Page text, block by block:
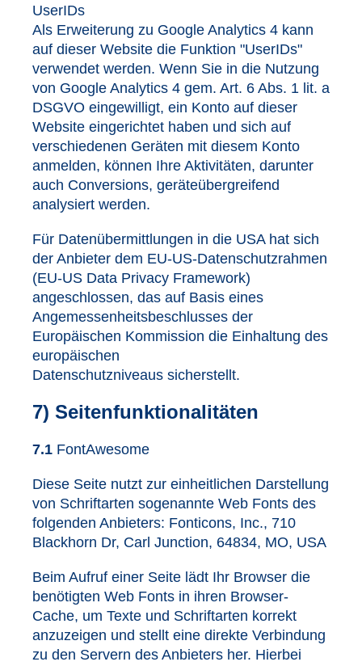
UserIDs
Als Erweiterung zu Google Analytics 4 kann
auf dieser Website die Funktion "UserIDs"
verwendet werden. Wenn Sie in die Nutzung
von Google Analytics 4 gem. Art. 6 Abs. 1 lit. a
DSGVO eingewilligt, ein Konto auf dieser
Website eingerichtet haben und sich auf
verschiedenen Geräten mit diesem Konto
anmelden, können Ihre Aktivitäten, darunter
auch Conversions, geräteübergreifend
analysiert werden.
Für Datenübermittlungen in die USA hat sich
der Anbieter dem EU-US-Datenschutzrahmen
(EU-US Data Privacy Framework)
angeschlossen, das auf Basis eines
Angemessenheitsbeschlusses der
Europäischen Kommission die Einhaltung des
europäischen
Datenschutzniveaus sicherstellt.
7) Seitenfunktionalitäten
7.1 FontAwesome
Diese Seite nutzt zur einheitlichen Darstellung
von Schriftarten sogenannte Web Fonts des
folgenden Anbieters: Fonticons, Inc., 710
Blackhorn Dr, Carl Junction, 64834, MO, USA
Beim Aufruf einer Seite lädt Ihr Browser die
benötigten Web Fonts in ihren Browser-
Cache, um Texte und Schriftarten korrekt
anzuzeigen und stellt eine direkte Verbindung
zu den Servern des Anbieters her. Hierbei